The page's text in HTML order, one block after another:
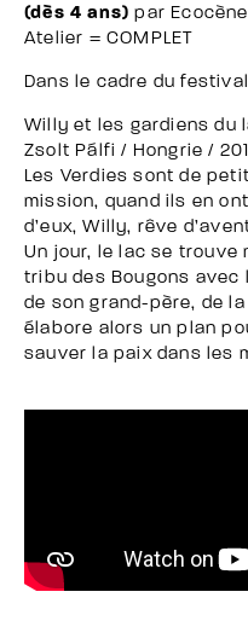
(dès 4 ans) par
Atelier = COMPLET
Dans le cadre du
Willy et les gardiens du
Zsolt Pálfi / Hongrie /
Les Verdies sont de
mission, quand ils en ont
d’eux, Willy, rêve
Un jour, le lac se trouve
tribu des Bougons avec
de son grand-père, de
élabore alors un plan
sauver la paix dans les